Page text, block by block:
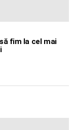
fim la cel mai